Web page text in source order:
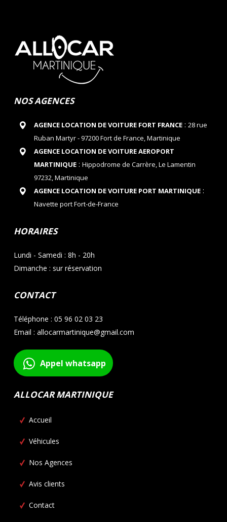
NOS AGENCES
AGENCE LOCATION DE VOITURE FORT FRANCE: 28 rue
Ruban Martyr - 97200 Fort de France, Martinique
AGENCE LOCATION DE VOITURE AEROPORT
MARTINIQUE: Hippodrome de Carrère, Le Lamentin
97232, Martinique
AGENCE LOCATION DE VOITURE PORT MARTINIQUE:
Navette port Fort-de-France
HORAIRES
Lundi - Samedi : 8h - 20h
Dimanche : sur réservation
CONTACT
Téléphone : 05 96 02 03 23
Email : allocarmartinique@gmail.com
Appel whatsapp
ALLOCAR MARTINIQUE
Accueil
Véhicules
Nos Agences
Avis clients
Contact